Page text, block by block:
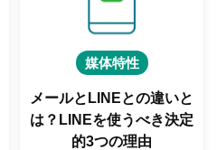
媒体特性
メールとLINEとの違いと
は？ LINEを使うべき決定
的3つの理由